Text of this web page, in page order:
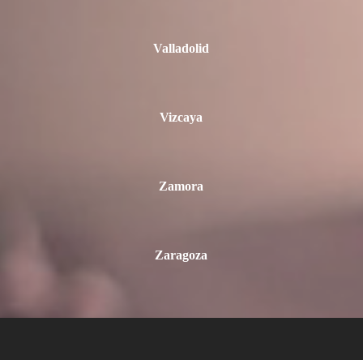
Valladolid
Vizcaya
Zamora
Zaragoza